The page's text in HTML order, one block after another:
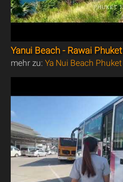
Yanui Beach - Rawai Phuket
mehr zu:Ya Nui Beach Phuket